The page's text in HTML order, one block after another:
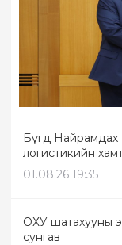
Бүгд Найрамдах
логистикийн
01.08.26 19:35
ОХУ шатахууны
сунгав